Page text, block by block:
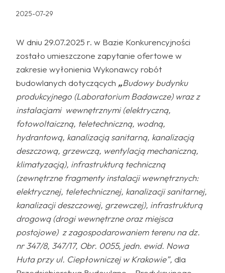
2025-07-29
W dniu 29.07.2025 r. w Bazie Konkurencyjności
zostało umieszczone zapytanie ofertowe w
zakresie wyłonienia Wykonawcy robót
budowlanych dotyczących „Budowy budynku
produkcyjnego (Laboratorium Badawcze) wraz z
instalacjami wewnętrznymi (elektryczną,
fotowoltaiczną, teletechniczną, wodną,
hydrantową, kanalizacją sanitarną, kanalizacją
deszczową, grzewczą, wentylacją mechaniczną,
klimatyzacją), infrastrukturą techniczną
(zewnętrzne fragmenty instalacji wewnętrznych:
elektrycznej, teletechnicznej, kanalizacji sanitarnej,
kanalizacji deszczowej, grzewczej), infrastrukturą
drogową (drogi wewnętrzne oraz miejsca
postojowe) z zagospodarowaniem terenu na dz.
nr 347/8, 347/17, Obr. 0055, jedn. ewid. Nowa
Huta przy ul. Ciepłowniczej w Krakowie”, dla